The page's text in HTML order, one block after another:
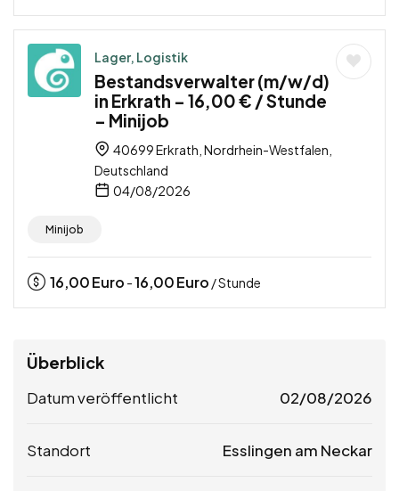
Lager, Logistik
Bestandsverwalter (m/w/d)
in Erkrath – 16,00 € / Stunde
– Minijob
40699 Erkrath, Nordrhein-Westfalen,
Deutschland
04/08/2026
Minijob
16,00Euro -16,00Euro / Stunde
Überblick
Datum veröffentlicht 02/08/2026
Standort Esslingen am Neckar